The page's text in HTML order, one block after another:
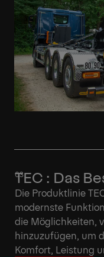
TEC : Das
Die Produktlinie
modernste
die Möglichkeiten,
hinzuzufügen, um
Komfort, Leistung